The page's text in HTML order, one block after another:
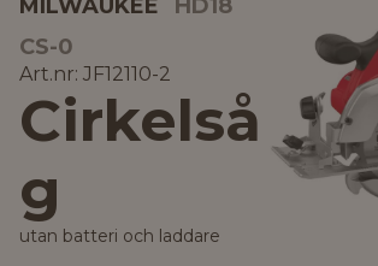
MILWAUKEE
HD18
CS-0
Art.nr: JF12110-2
Cirkelså
g
utan batteri och laddare